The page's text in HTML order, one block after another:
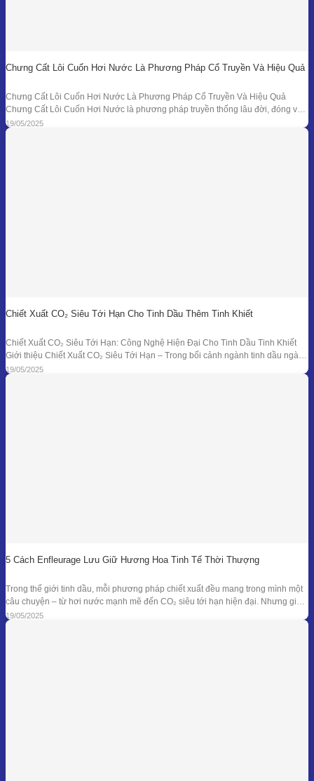
Chưng Cất Lôi Cuốn Hơi Nước Là Phương Pháp Cổ Truyền Và Hiệu Quả
Chưng Cất Lôi Cuốn Hơi Nước Là Phương Pháp Cổ Truyền Và Hiệu Quả
Chưng Cất Lôi Cuốn Hơi Nước là phương pháp truyền thống lâu đời, đóng vai
trò nền tảng trong ngành chiết xuất tinh dầu thiên nhiên. Từ những nồi đồng thủ
công ở các làng nghề cho đến hệ thống chưng
19/05/2025
Chiết Xuất CO₂ Siêu Tới Hạn Cho Tinh Dầu Thêm Tinh Khiết
Chiết Xuất CO₂ Siêu Tới Hạn: Công Nghệ Hiện Đại Cho Tinh Dầu Tinh Khiết
Giới thiệu Chiết Xuất CO₂ Siêu Tới Hạn – Trong bối cảnh ngành tinh dầu ngày
càng đồi hỏi cao về độ tinh khiết, tính an toàn và hiệu quả sinh học, phương
pháp chiết xuất bằng CO₂ siêu tới
19/05/2025
5 Cách Enfleurage Lưu Giữ Hương Hoa Tinh Tế Thời Thượng
Trong thế giới tinh dầu, mỗi phương pháp chiết xuất đều mang trong mình một
câu chuyện – từ hơi nước mạnh mẽ đến CO₂ siêu tới hạn hiện đại. Nhưng giữa
dòng chảy công nghệ ấy, enfleurage – một kỹ thuật cổ xưa và tinh tế – vẫn tồn
tại như một biểu tượng
19/05/2025